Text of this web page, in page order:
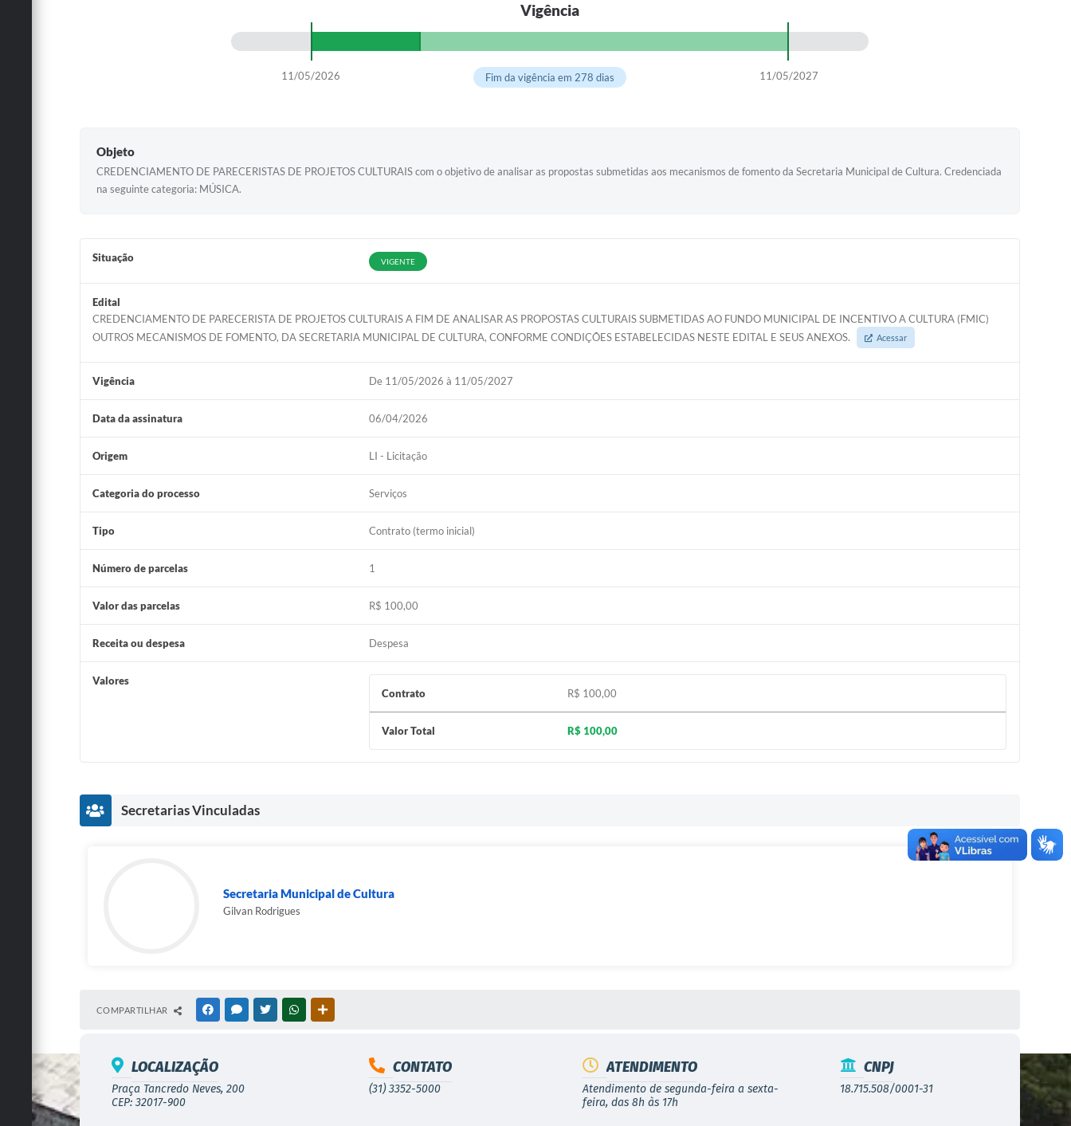
Vigência
11/05/2026 11/05/2027
Fim da vigência em 278 dias
Objeto
CREDENCIAMENTO DE PARECERISTAS DE PROJETOS CULTURAIS com o objetivo de analisar as propostas submetidas aos mecanismos de fomento da Secretaria Municipal de Cultura. Credenciada
na seguinte categoria: MÚSICA.
Situação VIGENTE
Edital
CREDENCIAMENTO DE PARECERISTA DE PROJETOS CULTURAIS A FIM DE ANALISAR AS PROPOSTAS CULTURAIS SUBMETIDAS AO FUNDO MUNICIPAL DE INCENTIVO A CULTURA (FMIC)
OUTROS MECANISMOS DE FOMENTO, DA SECRETARIA MUNICIPAL DE CULTURA, CONFORME CONDIÇÕES ESTABELECIDAS NESTE EDITAL E SEUS ANEXOS.
Acessar
Vigência De 11/05/2026 à 11/05/2027
Data da assinatura 06/04/2026
Origem LI - Licitação
Categoria do processo Serviços
Tipo Contrato (termo inicial)
Número de parcelas 1
Valor das parcelas R$ 100,00
Receita ou despesa Despesa
Valores
Contrato
R$ 100,00
Valor Total R$ 100,00
Secretarias Vinculadas
Secretaria Municipal de Cultura
Gilvan Rodrigues
COMPARTILHAR FACEBOOKMESSENGER
TWITTERWHATSAPP
LOCALIZAÇÃO
Praça Tancredo Neves, 200
CEP: 32017-900
CONTATO
(31) 3352-5000
ATENDIMENTO
Atendimento de segunda-feira a sexta-
feira, das 8h às 17h
CNPJ
18.715.508/0001-31